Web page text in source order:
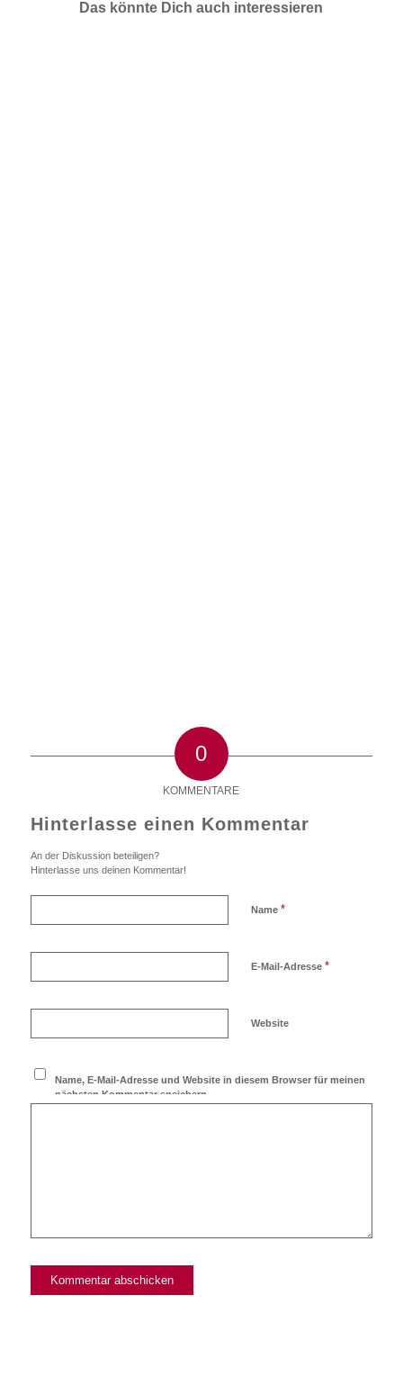
Das könnte Dich auch interessieren
0
KOMMENTARE
Hinterlasse einen Kommentar
An der Diskussion beteiligen?
Hinterlasse uns deinen Kommentar!
Name *
E-Mail-Adresse *
Website
Name, E-Mail-Adresse und Website in diesem Browser für meinen
nächsten Kommentar speichern.